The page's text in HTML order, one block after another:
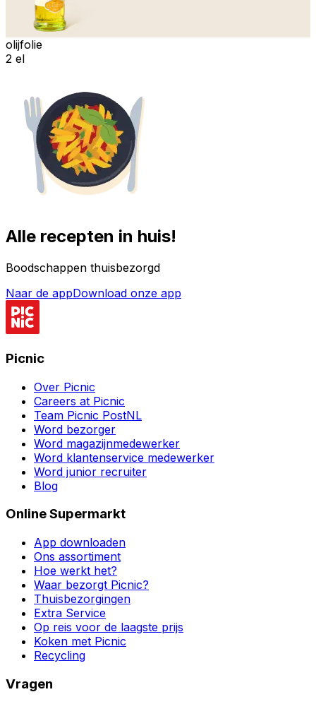
olijfolie
2 el
Alle recepten in huis!
Boodschappen thuisbezorgd
Naar de appDownload onze app
Picnic
Over Picnic
Careers at Picnic
Team Picnic PostNL
Word bezorger
Word magazijnmedewerker
Word klantenservice medewerker
Word junior recruiter
Blog
Online Supermarkt
App downloaden
Ons assortiment
Hoe werkt het?
Waar bezorgt Picnic?
Thuisbezorgingen
Extra Service
Op reis voor de laagste prijs
Koken met Picnic
Recycling
Vragen